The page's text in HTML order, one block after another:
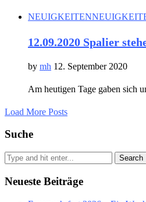
NEUIGKEITEN
12.09.2020 Spalier
by mh 12. September 2020
Am heutigen Tage gaben sich
Load More Posts
Suche
Search
Neueste Beiträge